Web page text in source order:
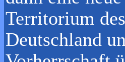
Territorium
Deutschland